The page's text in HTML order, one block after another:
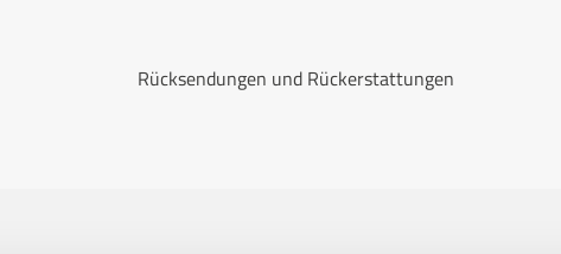
Rücksendungen und Rückerstattungen